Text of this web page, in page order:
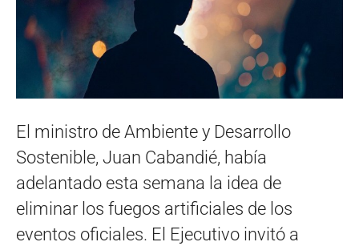
El ministro de Ambiente y Desarrollo
Sostenible, Juan Cabandié, había
adelantado esta semana la idea de
eliminar los fuegos artificiales de los
eventos oficiales. El Ejecutivo invitó a